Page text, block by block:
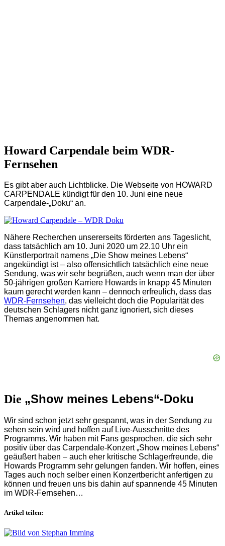
Howard Carpendale beim WDR-
Fernsehen
Es gibt aber auch Lichtblicke. Die Webseite von HOWARD
CARPENDALE kündigt für den 10. Juni eine neue
Carpendale-„Doku“ an.
Nähere Recherchen unsererseits förderten ans Tageslicht,
dass tatsächlich am 10. Juni 2020 um 22.10 Uhr ein
Künstlerportrait namens „Die Show meines Lebens“
angekündigt ist – also offensichtlich tatsächlich eine neue
Sendung, was wir sehr begrüßen, auch wenn man der über
50-jährigen großen Karriere Howards in knapp 45 Minuten
kaum gerecht werden kann – dennoch erfreulich, dass das
WDR-Fernsehen, das vielleicht doch die Popularität des
deutschen Schlagers nicht ganz ignoriert, sich dieses
Themas angenommen hat.
Die „Show meines Lebens“-Doku
Wir sind schon jetzt sehr gespannt, was in der Sendung zu
sehen sein wird und hoffen auf Live-Ausschnitte des
Programms. Wir haben mit Fans gesprochen, die sich sehr
positiv über das Carpendale-Konzert „Show meines Lebens“
geäußert haben – auch eher kritische Schlagerfreunde, die
Howards Programm sehr gelungen fanden. Wir hoffen, eines
Tages auch noch selber einen Konzertbericht anfertigen zu
können und freuen uns bis dahin auf spannende 45 Minuten
im WDR-Fernsehen…
Artikel teilen: